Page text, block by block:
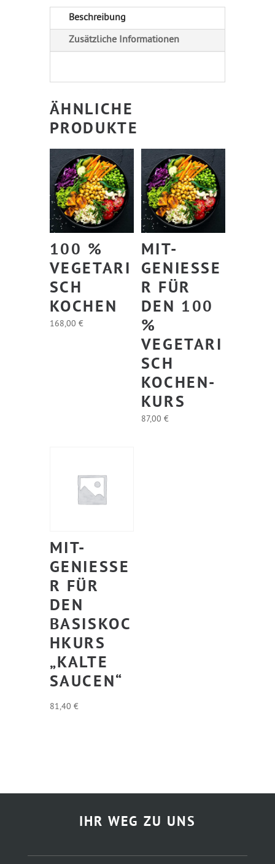
ERDE
Menge
i
e
Beschreibung
Zusätzliche Informationen
ÄHNLICHE
PRODUKTE
100 %
VEGETARI
SCH
KOCHEN
168,00 €
MIT-
GENIESSER
FÜR D
EN 100 %
V
EGETARIS
CH K
OCHEN-K
URS
87,00 €
MIT-
GENIESSER
FÜR D
EN B
ASISKOCH
KURS „
KALTE S
AUCEN“
81,40 €
IHR WEG ZU UNS